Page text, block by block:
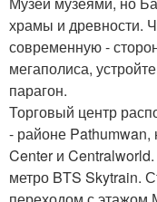
храмы и древности.
современную -
мегаполиса,
парагон.
Торговый центр
- районе
Center и
метро BTS Skytrain.